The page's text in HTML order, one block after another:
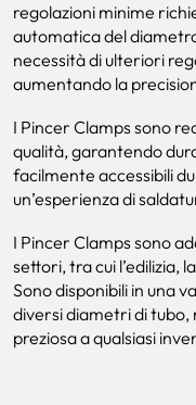
regolazioni minime
automatica del
necessità di ulteriori
aumentando la
I Pincer Clamps sono
qualità, garantendo
facilmente accessibili
un’esperienza di
I Pincer Clamps sono
settori, tra cui l’edilizia,
Sono disponibili in una
diversi diametri di tubo,
preziosa a qualsiasi